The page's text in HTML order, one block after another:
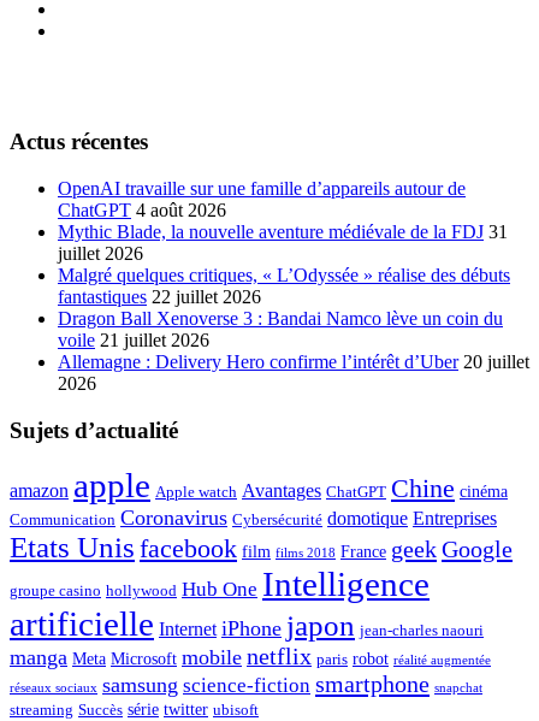
Actus récentes
OpenAI travaille sur une famille d’appareils autour de
ChatGPT 4 août 2026
Mythic Blade, la nouvelle aventure médiévale de la FDJ 31
juillet 2026
Malgré quelques critiques, « L’Odyssée » réalise des débuts
fantastiques 22 juillet 2026
Dragon Ball Xenoverse 3 : Bandai Namco lève un coin du
voile 21 juillet 2026
Allemagne : Delivery Hero confirme l’intérêt d’Uber 20 juillet
2026
Sujets d’actualité
amazon apple Apple watch Avantages ChatGPT Chine cinéma
Communication Coronavirus Cybersécurité domotique Entreprises
Etats Unis facebook film films 2018 France geekGoogle
groupe casino hollywood Hub One Intelligence
artificielle Internet iPhone japon jean-charles naouri
manga Meta Microsoft mobile netflix paris robot réalité augmentée
réseaux sociaux samsung science-fiction smartphone snapchat
streaming Succès série twitter ubisoft